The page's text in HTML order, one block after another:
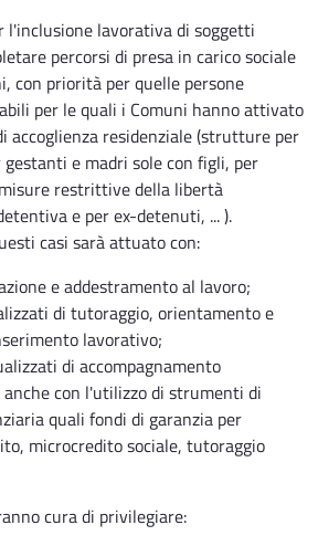
l'inclusione lavorativa di soggetti
percorsi di presa in carico sociale
con priorità per quelle persone
per le quali i Comuni hanno attivato
accoglienza residenziale (strutture per
e madri sole con figli, per
restrittive della libertà
e per ex-detenuti, ... ).
casi sarà attuato con:
e addestramento al lavoro;
di tutoraggio, orientamento e
lavorativo;
di accompagnamento
con l'utilizzo di strumenti di
quali fondi di garanzia per
microcredito sociale, tutoraggio
cura di privilegiare: